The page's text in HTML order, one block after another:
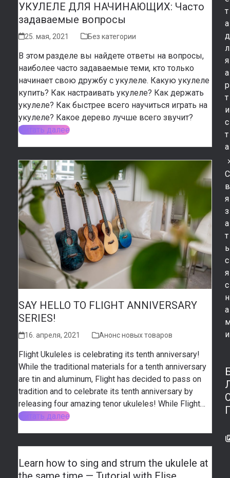
УКУЛЕЛЕ ДЛЯ НАЧИНАЮЩИХ: Часто
задаваемые вопросы
25. мая, 2021 Без категории
В этом разделе вы найдете ответы на вопросы,
наиболее часто задаваемые теми, кто только
начинает свою дружбу с укулеле. Какую укулеле
купить? Как настраивать укулеле? Как держать
укулеле? Как быстрее всего научиться играть на
укулеле? Какое дерево лучше всего звучит?
Читать далее
SAY HELLO TO FLIGHT ANNIVERSARY
SERIES!
16. апреля, 2021 Анонс новых товаров
Flight Ukuleles is celebrating its tenth anniversary!
While the traditional materials for a tenth anniversary
are tin and aluminum, Flight has decided to pass on
tradition and to celebrate its tenth anniversary by
releasing four amazing tenor ukuleles! While Flight…
Читать далее
Learn how to sing and strum the ukulele at
т
а
д
л
я
а
р
т
и
с
т
а
С
в
я
з
а
т
ь
с
я
с
н
а
и